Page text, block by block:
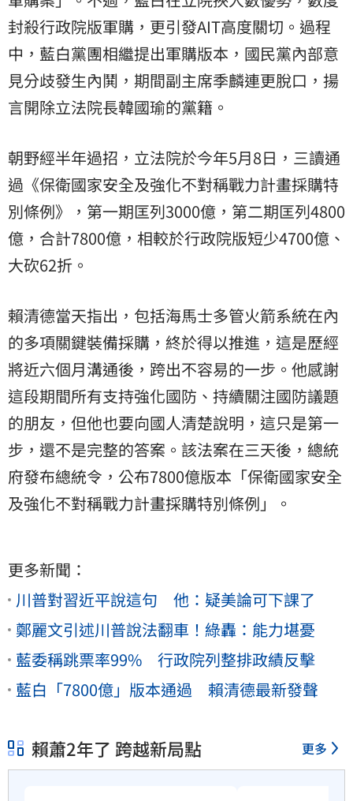
封殺行政院版軍購，更引發AIT高度關切。過程
中，藍白黨團相繼提出軍購版本，國民黨內部意
見分歧發生內鬨，期間副主席季麟連更脫口，揚
言開除立法院長韓國瑜的黨籍。
朝野經半年過招，立法院於今年5月8日，三讀通
過《保衛國家安全及強化不對稱戰力計畫採購特
別條例》，第一期匡列3000億，第二期匡列4800
億，合計7800億，相較於行政院版短少4700億、
大砍62折。
賴清德當天指出，包括海馬士多管火箭系統在內
的多項關鍵裝備採購，終於得以推進，這是歷經
將近六個月溝通後，跨出不容易的一步。他感謝
這段期間所有支持強化國防、持續關注國防議題
的朋友，但他也要向國人清楚說明，這只是第一
步，還不是完整的答案。該法案在三天後，總統
府發布總統令，公布7800億版本「保衛國家安全
及強化不對稱戰力計畫採購特別條例」。
更多新聞：
川普對習近平說這句 他：疑美論可下課了
鄭麗文引述川普說法翻車！綠轟：能力堪憂
藍委稱跳票率99% 行政院列整排政績反擊
藍白「7800億」版本通過 賴清德最新發聲
賴蕭2年了 跨越新局點 更多